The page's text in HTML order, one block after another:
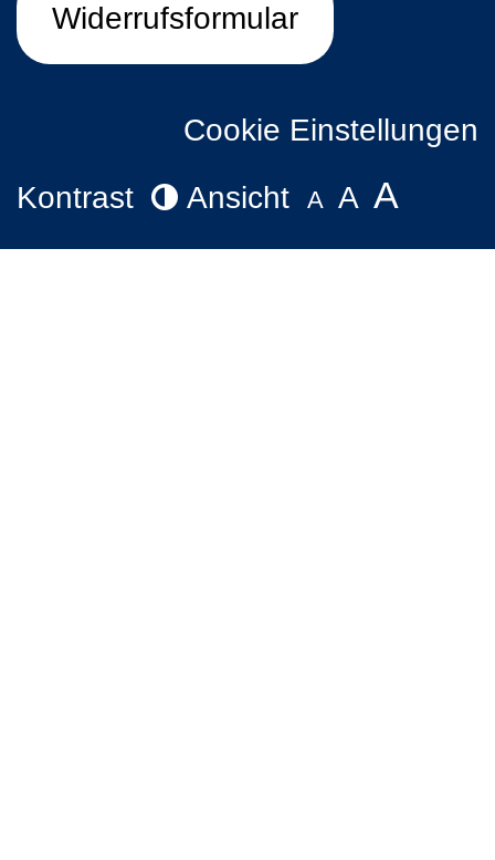
Widerrufsformular
Cookie Einstellungen
Kontrast
Ansicht A A A